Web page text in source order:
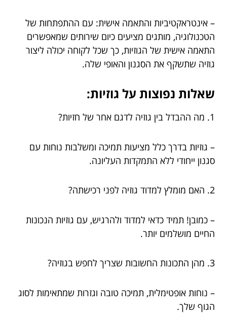
– אינטראקטיביות והתאמה אישית: עם ההתפתחות של
הטכנולוגיה, מותגים מציעים כיום שירותים שמאפשרים
התאמה אישית של הגוזיות, כך שכל לקוחה יכולה ליצור
גוזיה שתשקף את הסגנון והאופי שלה.
שאלות נפוצות על גוזיות:
1. מה ההבדל בין גוזיה לדגם אחר של חזיות?
– גוזיות בדרך כלל מציעות תמיכה ומשלבות נוחות עם
סגנון ייחודי ללא התמקדות העליונה.
2. האם מומלץ למדוד גוזיה לפני רכישתה?
– כמובן! תמיד כדאי למדוד ולהרגיש, עם גוזיות הנכונות
החיים מושלמים יותר.
3. מהן התכונות החשובות שצריך לחפש בגוזיה?
– נוחות אופטימלית, תמיכה טובה וגזרות שמתאימות לסוג
הגוף שלך.